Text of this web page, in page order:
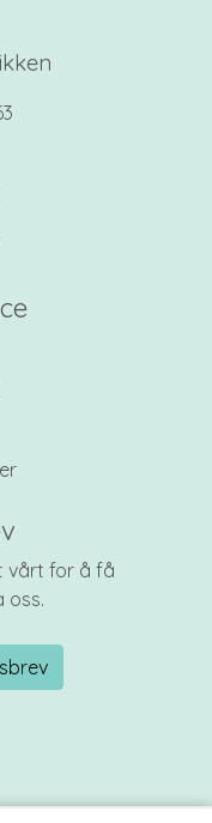
vårt for å få
oss.